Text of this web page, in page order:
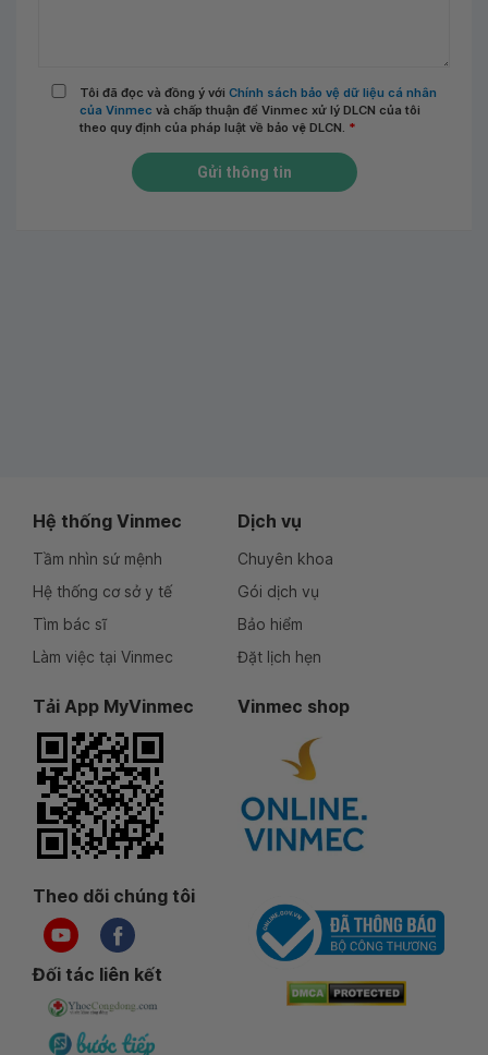
Tôi đã đọc và đồng ý với Chính sách bảo vệ dữ liệu cá nhân
của Vinmec và chấp thuận để Vinmec xử lý DLCN của tôi
theo quy định của pháp luật về bảo vệ DLCN. *
Gửi thông tin
Hệ thống Vinmec
Tầm nhìn sứ mệnh
Hệ thống cơ sở y tế
Tìm bác sĩ
Làm việc tại Vinmec
Dịch vụ
Chuyên khoa
Gói dịch vụ
Bảo hiểm
Đặt lịch hẹn
Tải App MyVinmec Vinmec shop
Theo dõi chúng tôi
Đối tác liên kết